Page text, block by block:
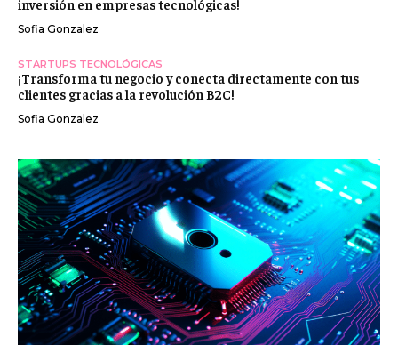
inversión en empresas tecnológicas!
Sofia Gonzalez
STARTUPS TECNOLÓGICAS
¡Transforma tu negocio y conecta directamente con tus
clientes gracias a la revolución B2C!
Sofia Gonzalez